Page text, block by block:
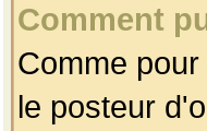
Comment
Comme
le posteur